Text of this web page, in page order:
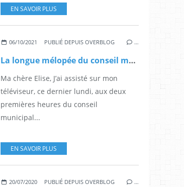
EN SAVOIR PLUS
,BRÈVES DE CONSEIL MUNICIPAL,LETTRES À ELISE
06/10/2021 PUBLIÉ DEPUIS OVERBLOG …
La longue mélopée du conseil municipal
Ma chère Elise, J’ai assisté sur mon
téléviseur, ce dernier lundi, aux deux
premières heures du conseil
municipal...
EN SAVOIR PLUS
,BRÈVES DE CONSEIL MUNICIPAL,LETTRES À ELISE
20/07/2020 PUBLIÉ DEPUIS OVERBLOG …